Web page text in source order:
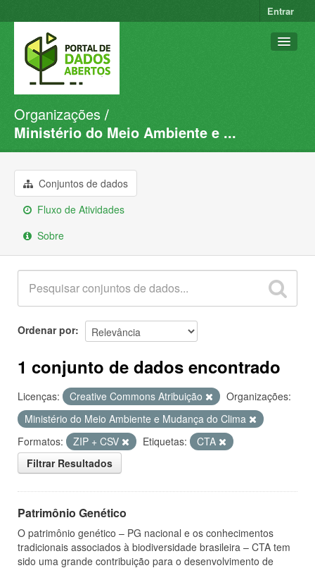
Entrar
Conjuntos de dados
Organizações
Sobre
Organizações
Ministério do Meio Ambiente e ...
Conjuntos de dados
Fluxo de Atividades
Sobre
Ordenar por
1 conjunto de dados encontrado
Licenças: Creative Commons Atribuição
Organizações:
Ministério do Meio Ambiente e Mudança do Clima
Formatos:
ZIP + CSV Etiquetas:
CTA
Filtrar Resultados
Patrimônio Genético
O patrimônio genético – PG nacional e os conhecimentos
tradicionais associados à biodiversidade brasileira – CTA tem
sido uma grande contribuição para o desenvolvimento de